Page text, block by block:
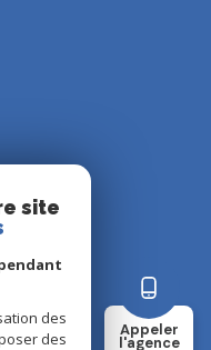
Appeler
l'agence
site
des
des